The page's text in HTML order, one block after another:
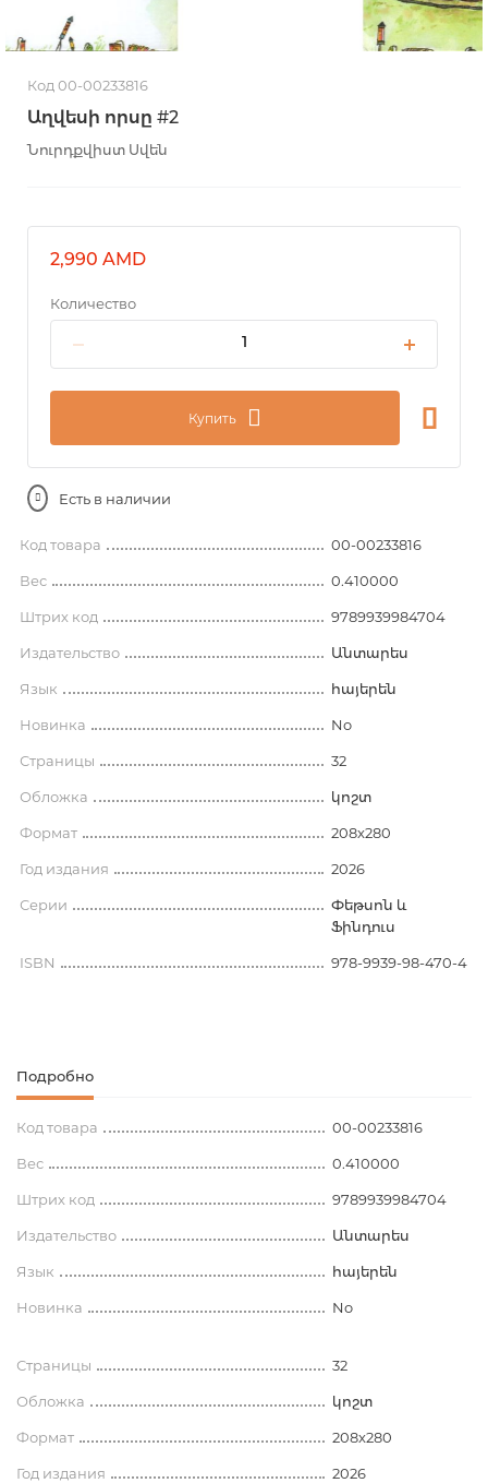
Код 00-00233816
Աղվեսի որսը #2
Նուրդքվիստ Սվեն
2,990 AMD
Количество
Купить
Есть в наличии
Код товара 00-00233816
Вес 0.410000
Штрих код 9789939984704
Издательство Անտարես
Язык հայերեն
Новинка No
Страницы 32
Обложка կոշտ
Формат 208x280
Год издания 2026
Серии
Փեթսոն և
Ֆինդուս
ISBN 978-9939-98-470-4
Подробно
Код товара 00-00233816
Вес 0.410000
Штрих код 9789939984704
Издательство Անտարես
Язык հայերեն
Новинка No
Страницы 32
Обложка կոշտ
Формат 208x280
Год издания 2026